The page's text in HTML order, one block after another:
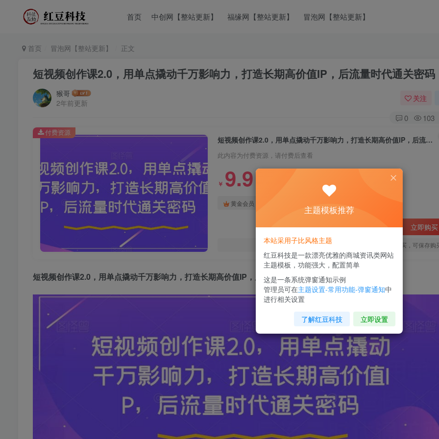
首页 中创网【整站更新】 福缘网【整站更新】 冒泡网【整站更新】
首页 冒泡网【整站更新】 正文
短视频创作课2.0，用单点撬动千万影响力，打造长期高价值IP，后流量时代通关密码
猴哥
2年前更新
关注
0 103
短视频创作课2.0，用单点撬动千万影响力，打造长期高价值IP，后流量时代通关密码
此内容为付费资源，请付费后查看
￥ 9.9
黄金会员
立即购买
您当前未登录！建议登陆后购买，可保存购
付费资源
短视频创作课2.0 ，用单点撬动千万影响力，打造长期高价值IP，后流量时代通关密码
主题模板推荐
本站采用子比风格主题
红豆科技是一款漂亮优雅的商城资讯类网站
主题模板，功能强大，配置简单
这是一条系统弹窗通知示例
管理员可在主题设置-常用功能-弹窗通知中
进行相关设置
了解红豆科技 立即设置